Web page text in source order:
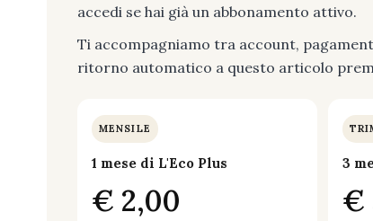
accedi se hai già un abbonamento attivo.
Ti accompagniamo tra account,
ritorno automatico a questo articolo
MENSILE
1 mese di L'Eco Plus
€ 2,00
3
€